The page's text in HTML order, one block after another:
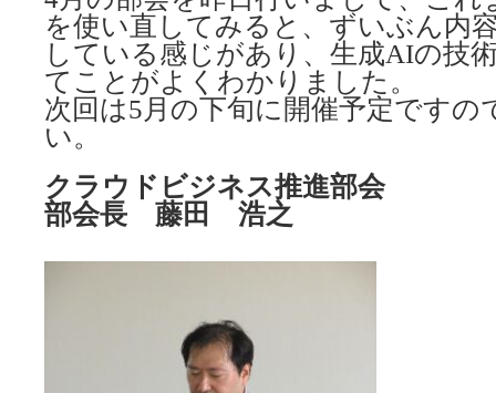
を使い直してみると、ずいぶん内
している感じがあり、生成AIの技
てことがよくわかりました。
次回は5月の下旬に開催予定ですの
い。
クラウドビジネス推進部会
部会長 藤田 浩之